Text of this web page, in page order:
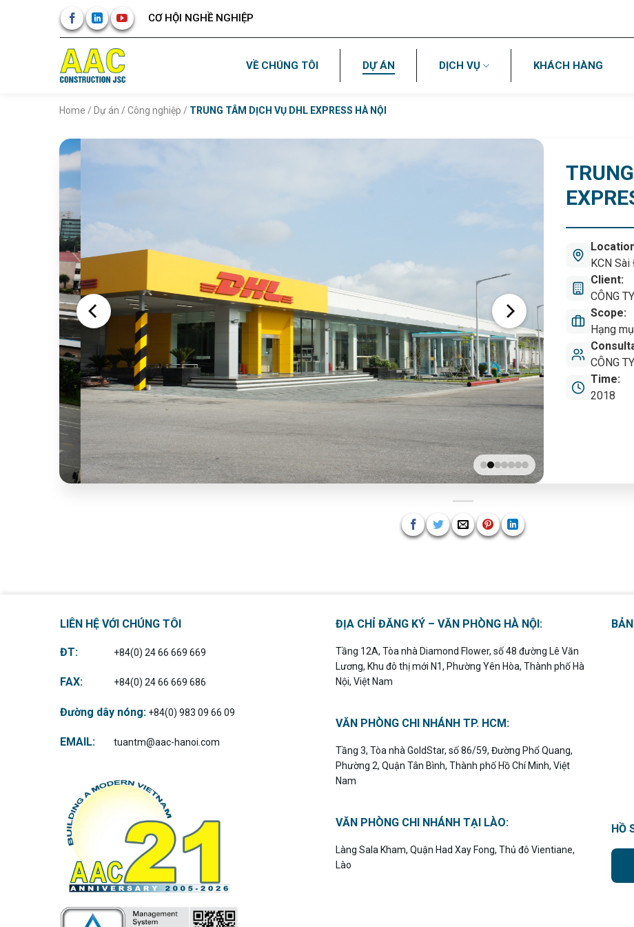
CƠ HỘI NGHỀ NGHIỆP
VỀ CHÚNG TÔI DỰ ÁN DỊCH VỤ KHÁCH HÀNG
Home / Dự án / Công nghiệp / TRUNG TÂM DỊCH VỤ DHL EXPRESS HÀ NỘI
KCN
Client:
CÔNG
Scope:
Hạng
CÔNG
Time:
2018
LIÊN HỆ VỚI CHÚNG TÔI
ĐT: +84(0) 24 66 669 669
FAX: +84(0) 24 66 669 686
Đường dây nóng: +84(0) 983 09 66 09
EMAIL: tuantm@aac-hanoi.com
ĐỊA CHỈ ĐĂNG KÝ – VĂN PHÒNG HÀ NỘI:
Tầng 12A, Tòa nhà Diamond Flower, số 48 đường Lê Văn
Lương, Khu đô thị mới N1, Phường Yên Hòa, Thành phố Hà
Nội, Việt Nam
VĂN PHÒNG CHI NHÁNH TP. HCM:
Tầng 3, Tòa nhà GoldStar, số 86/59, Đường Phổ Quang,
Phường 2, Quận Tân Bình, Thành phố Hồ Chí Minh, Việt
Nam
VĂN PHÒNG CHI NHÁNH TẠI LÀO:
Làng Sala Kham, Quận Had Xay Fong, Thủ đô Vientiane,
Lào
HỒ